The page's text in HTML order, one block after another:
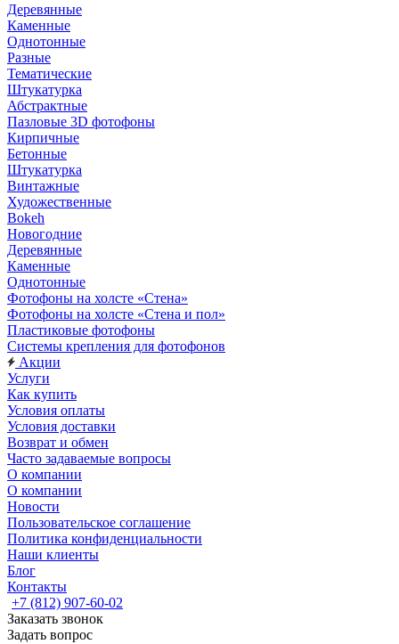
Деревянные
Каменные
Однотонные
Разные
Тематические
Штукатурка
Абстрактные
Пазловые 3D фотофоны
Кирпичные
Бетонные
Штукатурка
Винтажные
Художественные
Bokeh
Новогодние
Деревянные
Каменные
Однотонные
Фотофоны на холсте «Стена»
Фотофоны на холсте «Стена и пол»
Пластиковые фотофоны
Системы крепления для фотофонов
Акции
Услуги
Как купить
Условия оплаты
Условия доставки
Возврат и обмен
Часто задаваемые вопросы
О компании
О компании
Новости
Пользовательское соглашение
Политика конфиденциальности
Наши клиенты
Блог
Контакты
+7 (812) 907-60-02
Заказать звонок
Задать вопрос